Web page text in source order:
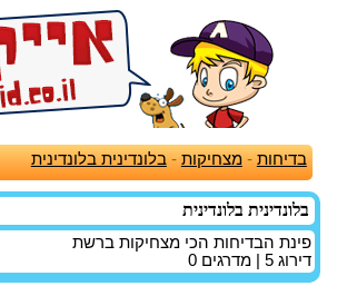
בדיחות -מצחיקות -בלונדינית בלונדינית
בלונדינית בלונדינית
פינת הבדיחות הכי מצחיקות ברשת
דירוג 5 | מדרגים 0